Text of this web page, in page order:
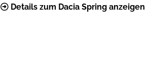
Details zum Dacia Spring anzeigen